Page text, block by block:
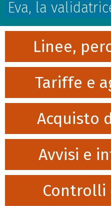
Eva, la
Linee,
Tariffe e
Acquisto
Avvisi e
Controlli